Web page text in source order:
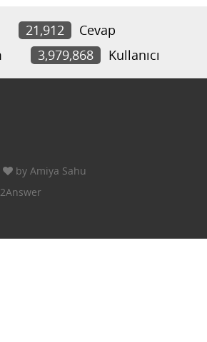
21,912
Cevap
3,979,868 Kullanıcı
by Amiya Sahu